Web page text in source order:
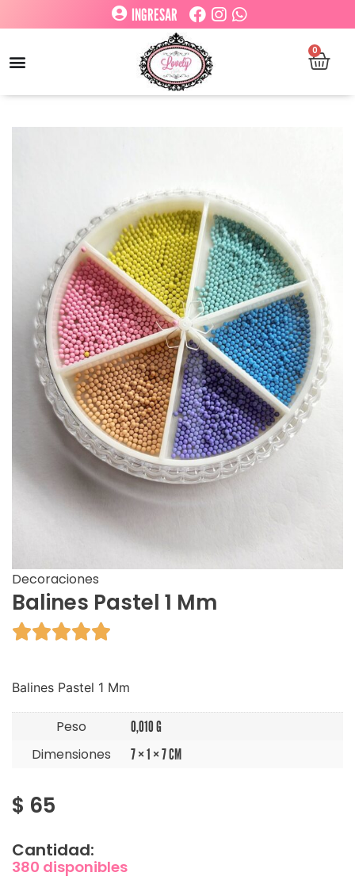
INGRESAR
0
Decoraciones
Balines Pastel 1 Mm

Balines Pastel 1 Mm
Peso 0,010 G
Dimensiones 7 × 1 × 7 CM
$ 65
Cantidad:
380 disponibles